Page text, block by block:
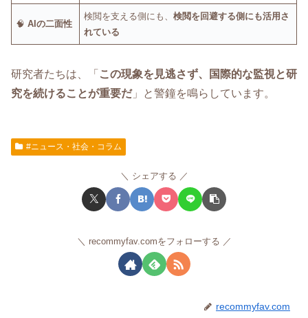
🧠AIの二面性
検閲を支える側にも、検閲を回避する側にも活用さ
れている
研究者たちは、「 この現象を見逃さず、国際的な監視と研
究を続けることが重要だ」と警鐘を鳴らしています。
#ニュース・社会・コラム
シェアする
recommyfav.comをフォローする
recommyfav.com